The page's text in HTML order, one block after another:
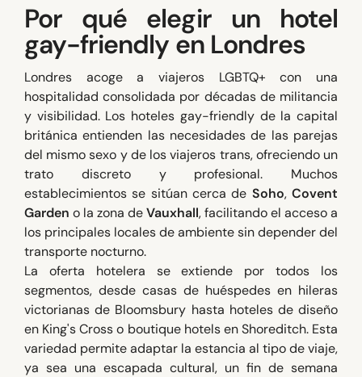
Por qué elegir un hotel
gay-friendly en Londres
Londres acoge a viajeros LGBTQ+ con una
hospitalidad consolidada por décadas de militancia
y visibilidad. Los hoteles gay-friendly de la capital
británica entienden las necesidades de las parejas
del mismo sexo y de los viajeros trans, ofreciendo un
trato discreto y profesional. Muchos
establecimientos se sitúan cerca de Soho,Covent
Garden o la zona deVauxhall, facilitando el acceso a
los principales locales de ambiente sin depender del
transporte nocturno.
La oferta hotelera se extiende por todos los
segmentos, desde casas de huéspedes en hileras
victorianas de Bloomsbury hasta hoteles de diseño
en King's Cross o boutique hotels en Shoreditch. Esta
variedad permite adaptar la estancia al tipo de viaje,
ya sea una escapada cultural, un fin de semana